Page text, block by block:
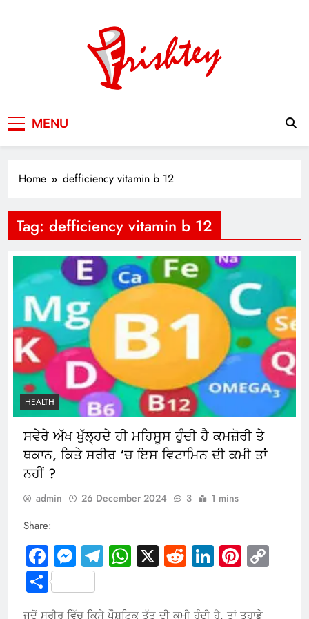
MENU
Home defficiency vitamin b 12
Tag: defficiency vitamin b 12
HEALTH
ਸਵੇਰੇ ਅੱਖ ਖੁੱਲ੍ਹਦੇ ਹੀ ਮਹਿਸੂਸ ਹੁੰਦੀ ਹੈ ਕਮਜ਼ੋਰੀ ਤੇ
ਥਕਾਨ, ਕਿਤੇ ਸਰੀਰ ‘ਚ ਇਸ ਵਿਟਾਮਿਨ ਦੀ ਕਮੀ ਤਾਂ
ਨਹੀਂ ?
admin 26 December 2024 3 1 mins
Share:
Facebook
Messenger
Telegram
WhatsApp
X RedditLinkedIn
Share
ਜਦੋਂ ਸਰੀਰ ਵਿੱਚ ਕਿਸੇ ਪੌਸ਼ਟਿਕ ਤੱਤ ਦੀ ਕਮੀ ਹੁੰਦੀ ਹੈ, ਤਾਂ ਤੁਹਾਡੇ